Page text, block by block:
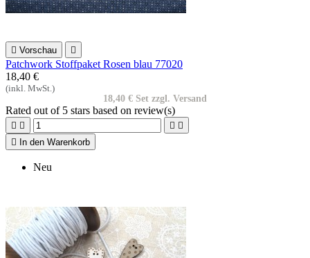
 Vorschau 
Patchwork Stoffpaket Rosen blau 77020
18,40 €
(inkl. MwSt.)
18,40 € Set zzgl. Versand
Rated out of 5 stars based on review(s)
   

In den Warenkorb
Neu